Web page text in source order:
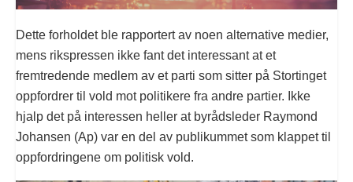
Dette forholdet ble rapportert av noen alternative medier,
mens rikspressen ikke fant det interessant at et
fremtredende medlem av et parti som sitter på Stortinget
oppfordrer til vold mot politikere fra andre partier. Ikke
hjalp det på interessen heller at byrådsleder Raymond
Johansen (Ap) var en del av publikummet som klappet til
oppfordringene om politisk vold.